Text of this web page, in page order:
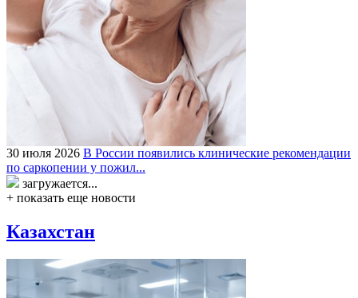
30 июля 2026 В России появились клинические рекомендации
по саркопении у пожил...
загружается...
+ показать еще новости
Казахстан